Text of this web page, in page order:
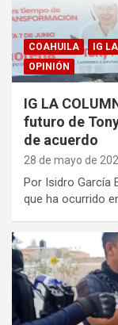
COAHUILA IG
OPINIÓN
IG LA
futuro de
de acuerdo
28 de mayo de
Por Isidro García
que ha ocurrido